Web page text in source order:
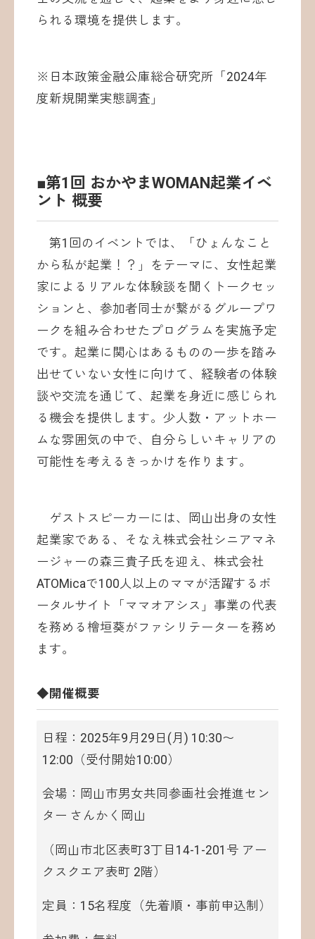
られる環境を提供します。
※日本政策金融公庫総合研究所「2024年
度新規開業実態調査」
■第1回 おかやまWOMAN起業イベ
ント 概要
第1回のイベントでは、「ひょんなこと
から私が起業！？」をテーマに、女性起業
家によるリアルな体験談を聞くトークセッ
ションと、参加者同士が繋がるグループワ
ークを組み合わせたプログラムを実施予定
です。起業に関心はあるものの一歩を踏み
出せていない女性に向けて、経験者の体験
談や交流を通じて、起業を身近に感じられ
る機会を提供します。少人数・アットホー
ムな雰囲気の中で、自分らしいキャリアの
可能性を考えるきっかけを作ります。
ゲストスピーカーには、岡山出身の女性
起業家である、そなえ株式会社シニアマネ
ージャーの森三貴子氏を迎え、株式会社
ATOMicaで100人以上のママが活躍するポ
ータルサイト「ママオアシス」事業の代表
を務める檜垣葵がファシリテーターを務め
ます。
◆開催概要
日程：2025年9月29日(月) 10:30〜
12:00（受付開始10:00）
会場：岡山市男女共同参画社会推進セン
ター さんかく岡山
（岡山市北区表町3丁目14-1-201号 アー
クスクエア表町 2階）
定員：15名程度（先着順・事前申込制）